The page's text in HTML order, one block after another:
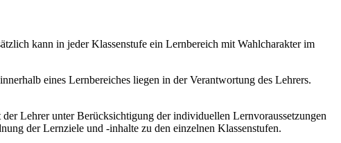
kann in jeder Klassenstufe ein Lernbereich mit Wahlcharakter im
eines Lernbereiches liegen in der Verantwortung des Lehrers.
Lehrer unter Berücksichtigung der individuellen Lernvoraussetzungen
der Lernziele und -inhalte zu den einzelnen Klassenstufen.